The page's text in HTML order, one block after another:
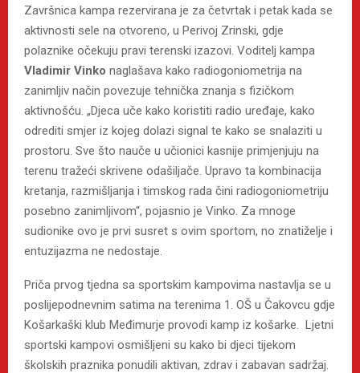
Završnica kampa rezervirana je za četvrtak i petak kada se
aktivnosti sele na otvoreno, u Perivoj Zrinski, gdje
polaznike očekuju pravi terenski izazovi. Voditelj kampa
Vladimir Vinko naglašava kako radiogoniometrija na
zanimljiv način povezuje tehnička znanja s fizičkom
aktivnošću. „Djeca uče kako koristiti radio uređaje, kako
odrediti smjer iz kojeg dolazi signal te kako se snalaziti u
prostoru. Sve što nauče u učionici kasnije primjenjuju na
terenu tražeći skrivene odašiljače. Upravo ta kombinacija
kretanja, razmišljanja i timskog rada čini radiogoniometriju
posebno zanimljivom“, pojasnio je Vinko. Za mnoge
sudionike ovo je prvi susret s ovim sportom, no znatiželje i
entuzijazma ne nedostaje.
Priča prvog tjedna sa sportskim kampovima nastavlja se u
poslijepodnevnim satima na terenima 1. OŠ u Čakovcu gdje
Košarkaški klub Međimurje provodi kamp iz košarke. Ljetni
sportski kampovi osmišljeni su kako bi djeci tijekom
školskih praznika ponudili aktivan, zdrav i zabavan sadržaj.